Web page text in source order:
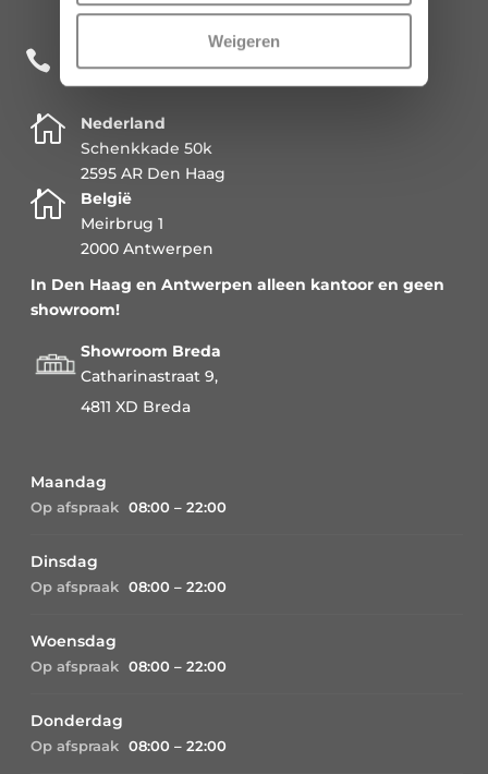
Weigeren


Nederland
Schenkkade 50k
2595 AR Den Haag

België
Meirbrug 1
2000 Antwerpen
In Den Haag en Antwerpen alleen kantoor en geen
showroom!
Showroom Breda
Catharinastraat 9,
4811 XD Breda
Maandag
Op afspraak 08:00 – 22:00
Dinsdag
Op afspraak 08:00 – 22:00
Woensdag
Op afspraak 08:00 – 22:00
Donderdag
Op afspraak 08:00 – 22:00